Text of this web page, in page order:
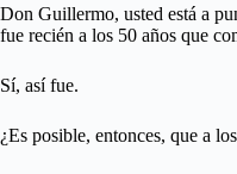
Don Guillermo, usted está a
fue recién a los 50 años que
Sí, así fue.
¿Es posible, entonces, que a